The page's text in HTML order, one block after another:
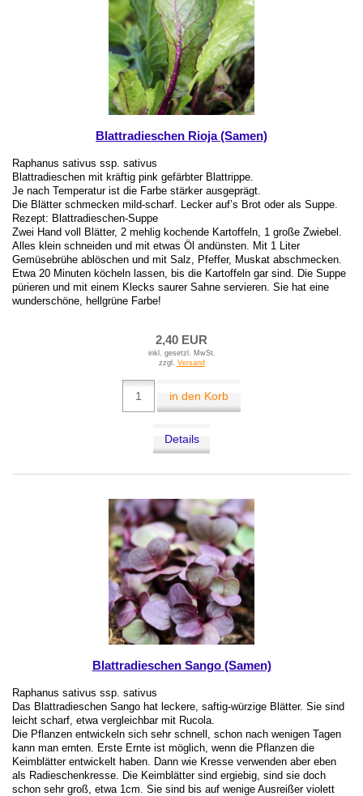
Blattradieschen Rioja (Samen)
Raphanus sativus ssp. sativus
Blattradieschen mit kräftig pink gefärbter Blattrippe.
Je nach Temperatur ist die Farbe stärker ausgeprägt.
Die Blätter schmecken mild-scharf. Lecker auf’s Brot oder als Suppe.
Rezept: Blattradieschen-Suppe
Zwei Hand voll Blätter, 2 mehlig kochende Kartoffeln, 1 große Zwiebel.
Alles klein schneiden und mit etwas Öl andünsten. Mit 1 Liter
Gemüsebrühe ablöschen und mit Salz, Pfeffer, Muskat abschmecken.
Etwa 20 Minuten köcheln lassen, bis die Kartoffeln gar sind. Die Suppe
pürieren und mit einem Klecks saurer Sahne servieren. Sie hat eine
wunderschöne, hellgrüne Farbe!
2,40 EUR
inkl. gesetzl. MwSt.
zzgl. Versand
in den Korb
Details
Blattradieschen Sango (Samen)
Raphanus sativus ssp. sativus
Das Blattradieschen Sango hat leckere, saftig-würzige Blätter. Sie sind
leicht scharf, etwa vergleichbar mit Rucola.
Die Pflanzen entwickeln sich sehr schnell, schon nach wenigen Tagen
kann man ernten. Erste Ernte ist möglich, wenn die Pflanzen die
Keimblätter entwickelt haben. Dann wie Kresse verwenden aber eben
als Radieschenkresse. Die Keimblätter sind ergiebig, sind sie doch
schon sehr groß, etwa 1cm. Sie sind bis auf wenige Ausreißer violett